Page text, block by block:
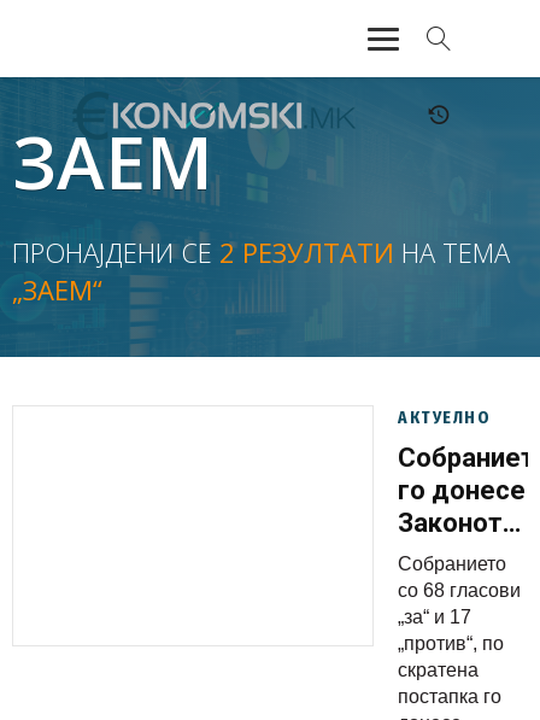
АКТУЕЛНО
ЕКОНОМИЈА
ФИНАНСИИ
БАНКАРСТВО
ЖИВОТ
ЗАЕМ
ПРОНАЈДЕНИ СЕ 2 РЕЗУЛТАТИ НА ТЕМА
„ЗАЕМ“
АКТУЕЛНО
го донесе
Законот
за
вториот
дел од
унгарскиот
заем
Собранието
со 68 гласови
„за“ и 17
„против“, по
скратена
постапка го